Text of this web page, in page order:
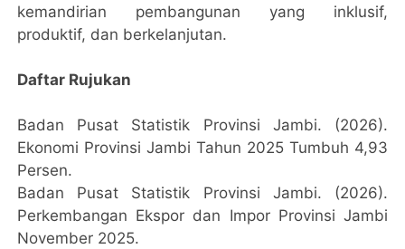
kemandirian pembangunan yang inklusif,
produktif, dan berkelanjutan.
Daftar Rujukan
Badan Pusat Statistik Provinsi Jambi. (2026).
Ekonomi Provinsi Jambi Tahun 2025 Tumbuh 4,93
Persen.
Badan Pusat Statistik Provinsi Jambi. (2026).
Perkembangan Ekspor dan Impor Provinsi Jambi
November 2025.